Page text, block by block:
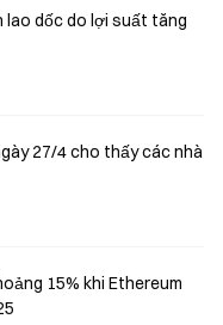
lao dốc do lợi suất tăng
27/4 cho thấy các nhà
15% khi Ethereum